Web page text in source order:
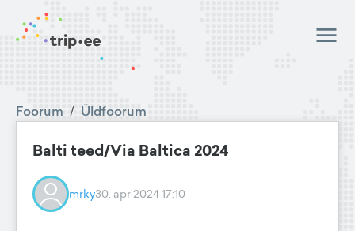
Foorum / Üldfoorum
Balti teed/Via Baltica 2024
mrky30. apr 2024 17:10